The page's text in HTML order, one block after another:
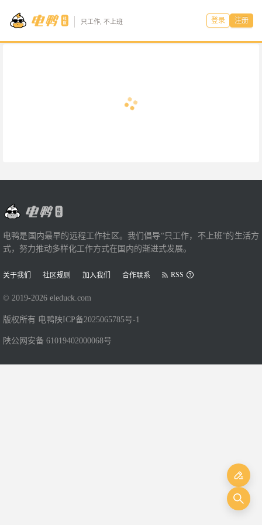
只工作, 不上班 登录 注册
电鸭是国内最早的远程工作社区。我们倡导“只工作，不上班”的生活方
式，努力推动多样化工作方式在国内的渐进式发展。
关于我们 社区规则 加入我们 合作联系 RSS
© 2019-2026 eleduck.com
版权所有 电鸭 陕ICP备2025065785号-1
陕公网安备 61019402000068号